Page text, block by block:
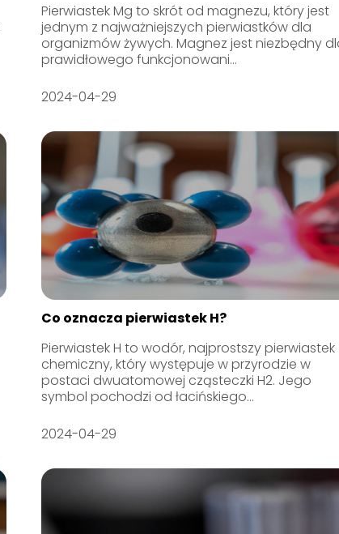
Pierwiastek Mg to skrót od magnezu, który jest
jednym z najważniejszych pierwiastków dla
organizmów żywych. Magnez jest niezbędny
prawidłowego funkcjonowani...
2024-04-29
Co oznacza pierwiastek H?
Pierwiastek H to wodór, najprostszy pierwiastek
chemiczny, który występuje w przyrodzie w
postaci dwuatomowej cząsteczki H2. Jego
symbol pochodzi od łacińskiego...
2024-04-29